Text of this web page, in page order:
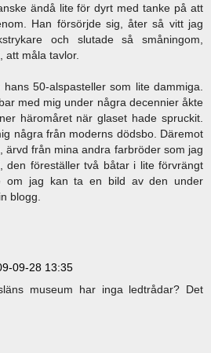
ändå lite för dyrt med tanke på att
Han försörjde sig, åter så vitt jag
och slutade så småningom,
att måla tavlor.
50-alspasteller som lite dammiga.
med mig under några decennier åkte
häromåret när glaset hade spruckit.
några från moderns dödsbo. Däremot
ärvd från mina andra farbröder som jag
den föreställer två båtar i lite förvrängt
om jag kan ta en bild av den under
blogg.
09-28 13:35
museum har inga ledtrådar? Det